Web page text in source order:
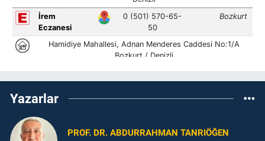
Yazarlar
PROF. DR. ABDURRAHMAN TANRIÖĞEN